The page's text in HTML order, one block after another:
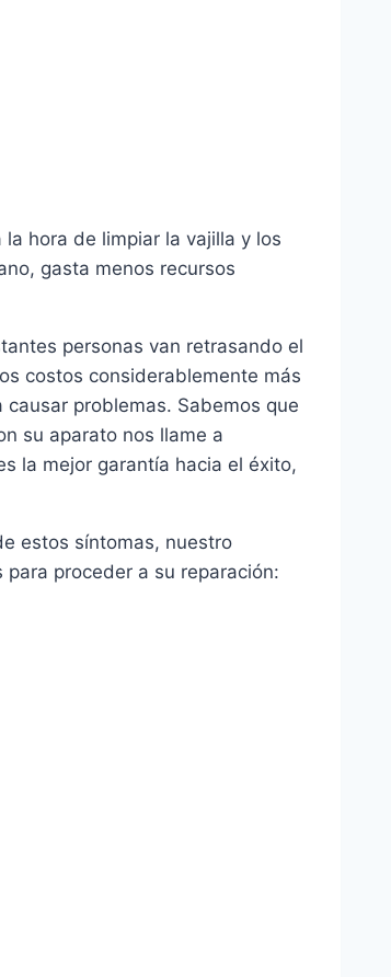
hora de limpiar la vajilla y los
gasta menos recursos
personas van retrasando el
costos considerablemente más
problemas. Sabemos que
su aparato nos llame a
la mejor garantía hacia el éxito,
estos síntomas, nuestro
proceder a su reparación: